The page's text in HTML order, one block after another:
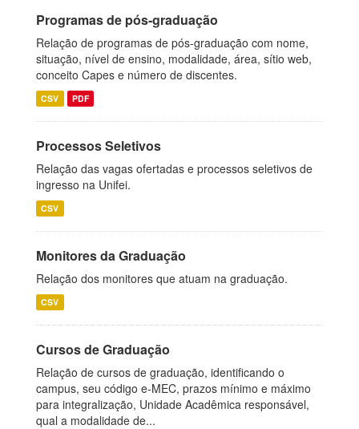
Programas de pós-graduação
Relação de programas de pós-graduação com nome,
situação, nível de ensino, modalidade, área, sítio web,
conceito Capes e número de discentes.
CSV PDF
Processos Seletivos
Relação das vagas ofertadas e processos seletivos de
ingresso na Unifei.
CSV
Monitores da Graduação
Relação dos monitores que atuam na graduação.
CSV
Cursos de Graduação
Relação de cursos de graduação, identificando o
campus, seu código e-MEC, prazos mínimo e máximo
para integralização, Unidade Acadêmica responsável,
qual a modalidade de...